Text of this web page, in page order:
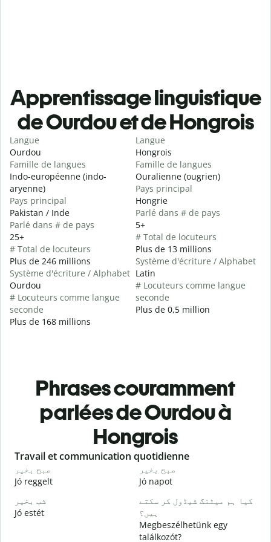
Apprentissage linguistique
de Ourdou et de Hongrois
Langue
Ourdou
Famille de langues
Indo-européenne (indo-
aryenne)
Pays principal
Pakistan / Inde
Parlé dans # de pays
25+
# Total de locuteurs
Plus de 246 millions
Système d'écriture / Alphabet
Ourdou
# Locuteurs comme langue
seconde
Plus de 168 millions
Langue
Hongrois
Famille de langues
Ouralienne (ougrien)
Pays principal
Hongrie
Parlé dans # de pays
5+
# Total de locuteurs
Plus de 13 millions
Système d'écriture / Alphabet
Latin
# Locuteurs comme langue
seconde
Plus de 0,5 million
Phrases couramment
parlées de Ourdou à
Hongrois
Slide 1 of 6
Travail et communication quotidienne
صبح بخیر
Jó reggelt
صبح بخیر
Jó napot
شب بخیر
Jó estét
کیا ہم میٹنگ شیڈول کر سکتے
ہیں؟
Megbeszélhetünk egy
találkozót?